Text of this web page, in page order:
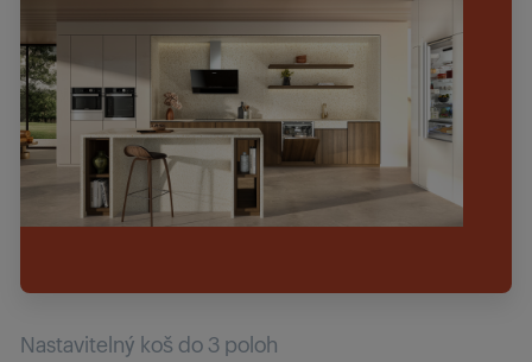
Nastavitelný koš do 3 poloh